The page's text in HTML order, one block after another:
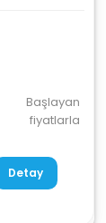
Başlayan
fiyatlarla
Detay